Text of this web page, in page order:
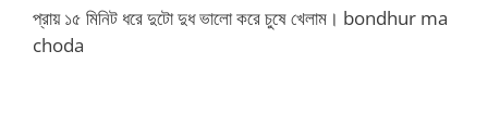
প্রায় ১৫ মিনিট ধরে দুটো দুধ ভালো করে চুষে খেলাম। bondhur ma
choda